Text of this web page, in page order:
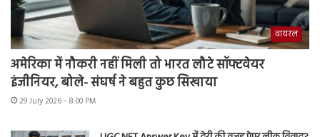
वायरल
अमेरिका में नौकरी नहीं मिली तो भारत लौटे सॉफ्टवेयर
इंजीनियर, बोले- संघर्ष ने बहुत कुछ सिखाया
29 July 2026 - 8:00 PM